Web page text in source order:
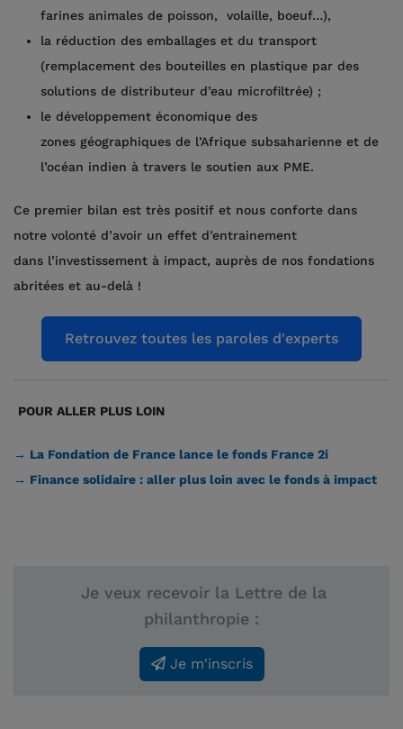
farines animales de poisson, volaille, boeuf…),
la réduction des emballages et du transport
(remplacement des bouteilles en plastique par des
solutions de distributeur d’eau microfiltrée) ;
le développement économique des
zones géographiques de l’Afrique subsaharienne et de
l’océan indien à travers le soutien aux PME.
Ce premier bilan est très positif et nous conforte dans
notre volonté d’avoir un effet d’entrainement
dans l’investissement à impact, auprès de nos fondations
abritées et au-delà !
Retrouvez toutes les paroles d'experts
POUR ALLER PLUS LOIN
→ La Fondation de France lance le fonds France 2i
→ Finance solidaire : aller plus loin avec le fonds à impact
Je veux recevoir la Lettre de la
philanthropie :
Je m'inscris